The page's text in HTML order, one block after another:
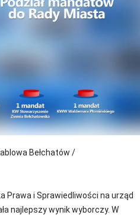
Bełchatów /
Prawa i Sprawiedliwości na urząd
najlepszy wynik wyborczy. W